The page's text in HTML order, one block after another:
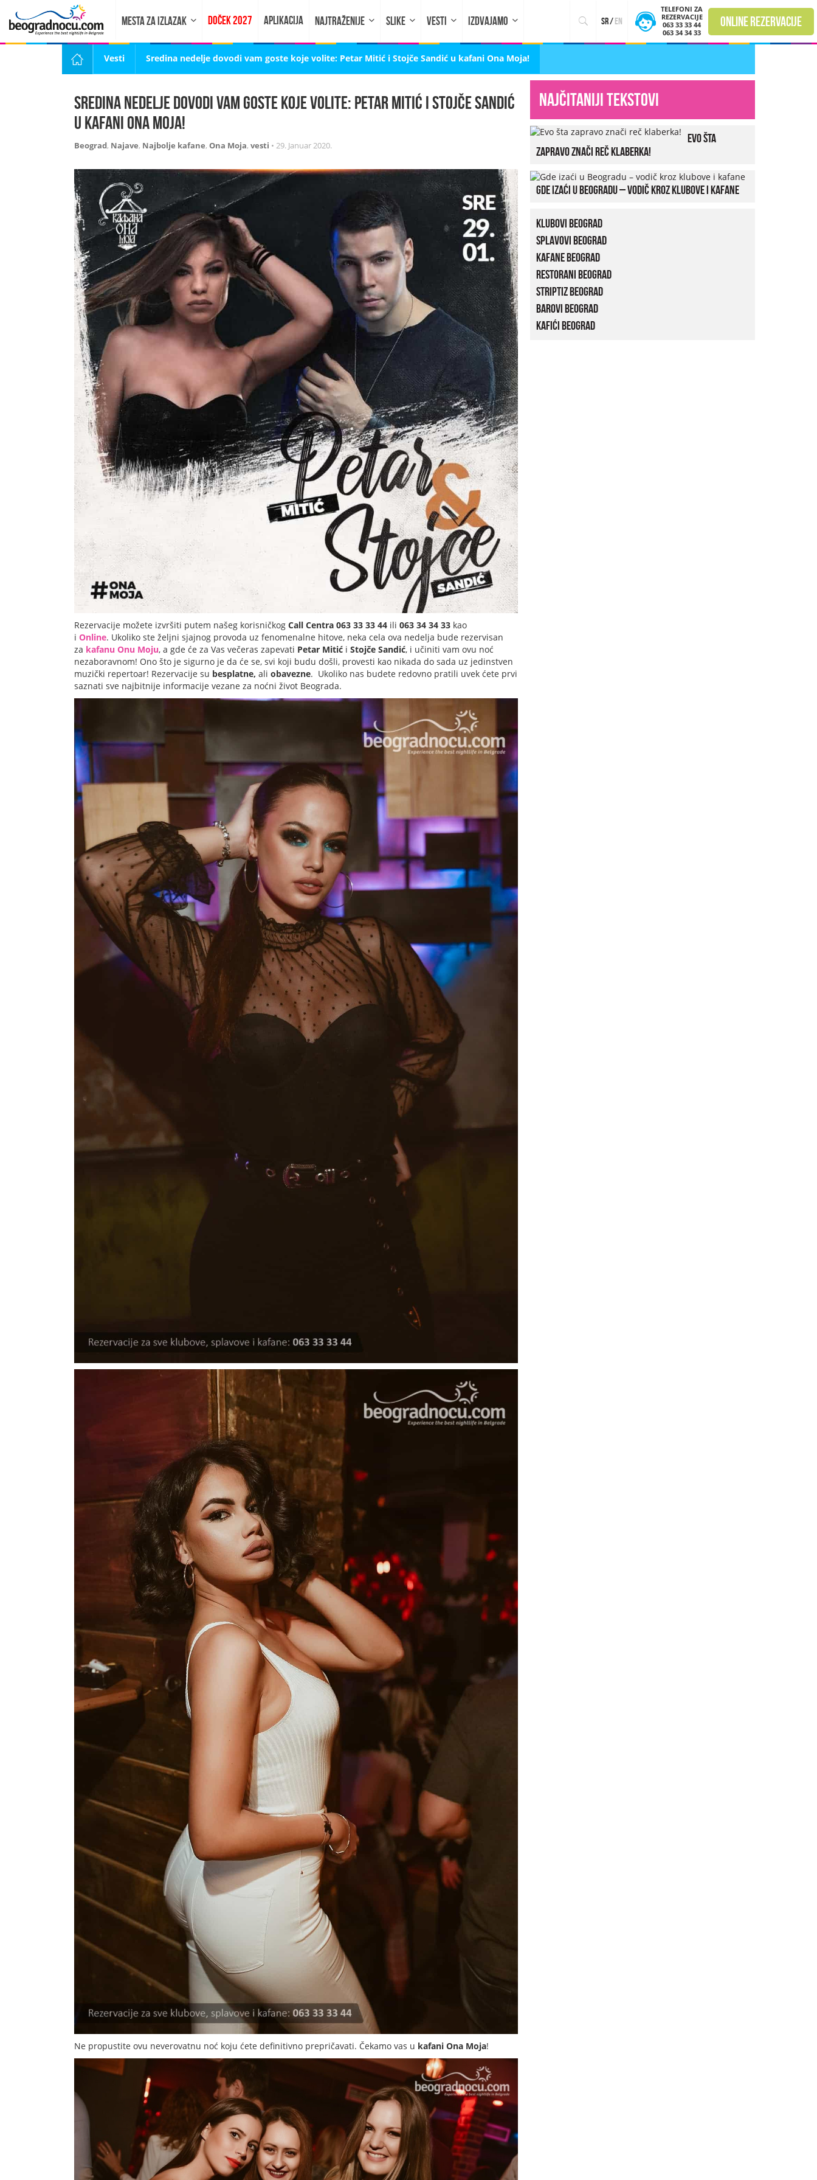
MESTA ZA IZLAZAK DOČEK 2027 APLIKACIJA NAJTRAŽENIJE SLIKE VESTI IZDVAJAMO sr/en
TELEFONI ZA
REZERVACIJE
063 33 33 44
063 34 34 33
online rezervacije
Vesti Sredina nedelje dovodi vam goste koje volite: Petar Mitić i Stojče Sandić u kafani Ona Moja!
Sredina nedelje dovodi vam goste koje volite: Petar Mitić i Stojče Sandić
u kafani Ona Moja!
Beograd, Najave, Najbolje kafane, Ona Moja, vesti • 29. Januar 2020.
Rezervacije možete izvršiti putem našeg korisničkog Call Centra 063 33 33 44 ili 063 34 34 33 kao
i Online. Ukoliko ste željni sjajnog provoda uz fenomenalne hitove, neka cela ova nedelja bude rezervisan
za kafanu Onu Moju, a gde će za Vas večeras zapevati Petar Mitić i Stojče Sandić, i učiniti vam ovu noć
nezaboravnom! Ono što je sigurno je da će se, svi koji budu došli, provesti kao nikada do sada uz jedinstven
muzički repertoar! Rezervacije su besplatne, ali obavezne. Ukoliko nas budete redovno pratili uvek ćete prvi
saznati sve najbitnije informacije vezane za noćni život Beograda.
Ne propustite ovu neverovatnu noć koju ćete definitivno prepričavati. Čekamo vas u kafani Ona Moja!
Najčitaniji tekstovi
Evo šta
zapravo znači reč klaberka!
Gde izaći u Beogradu – vodič kroz klubove i kafane
Klubovi Beograd
Splavovi Beograd
Kafane Beograd
Restorani Beograd
Striptiz Beograd
Barovi Beograd
Kafići Beograd